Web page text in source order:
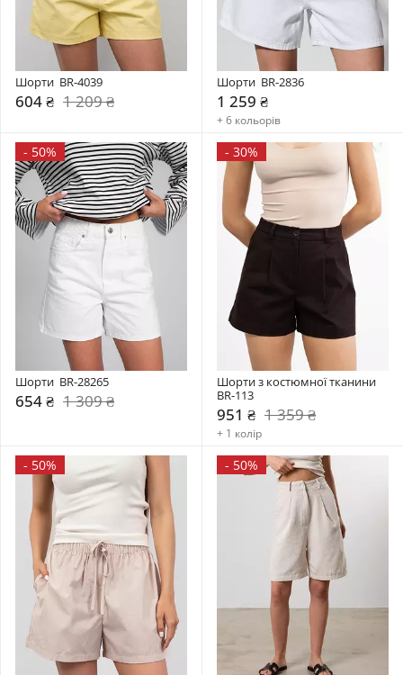
Шорти  BR-4039
604 ₴ 1 209 ₴
Шорти  BR-2836
1 259 ₴
+ 6 кольорів
- 50%
Шорти  BR-28265
654 ₴ 1 309 ₴
- 30%
Шорти з костюмної тканини
BR-113
951 ₴ 1 359 ₴
+ 1 колір
- 50% - 50%